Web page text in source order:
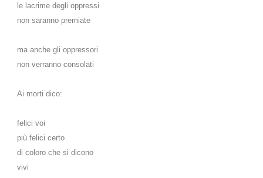
le lacrime degli oppressi
non saranno premiate
ma anche gli oppressori
non verranno consolati
Ai morti dico:
felici voi
più felici certo
di coloro che si dicono
vivi